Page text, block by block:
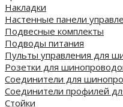
Накладки
Настенные панели
Подвесные комплекты
Подводы питания
Пульты управления для
Розетки для
Соединители для
Соединители профилей
Стойки